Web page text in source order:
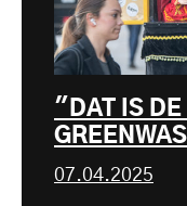
"DAT IS DE
07.04.2025